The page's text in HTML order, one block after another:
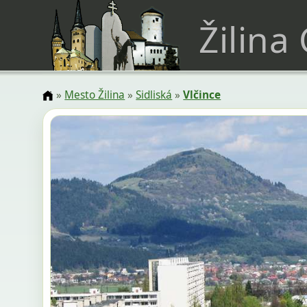
Žilina
» Mesto Žilina »Sidliská »Vlčince